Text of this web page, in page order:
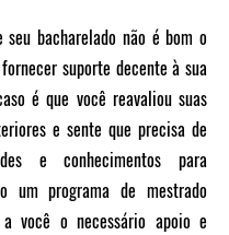
seu bacharelado não é bom o
suporte decente à sua
é que você reavaliou suas
e sente que precisa de
e conhecimentos para
um programa de mestrado
você o necessário apoio e